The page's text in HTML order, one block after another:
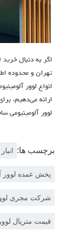
اگر به دنبال
تهران و محدوده
انواع لوور
ارائه می‌دهیم.
لوور آلومینیومی
برچسب ها:
پخش عمده لوور
شرکت مجری
قیمت متریال